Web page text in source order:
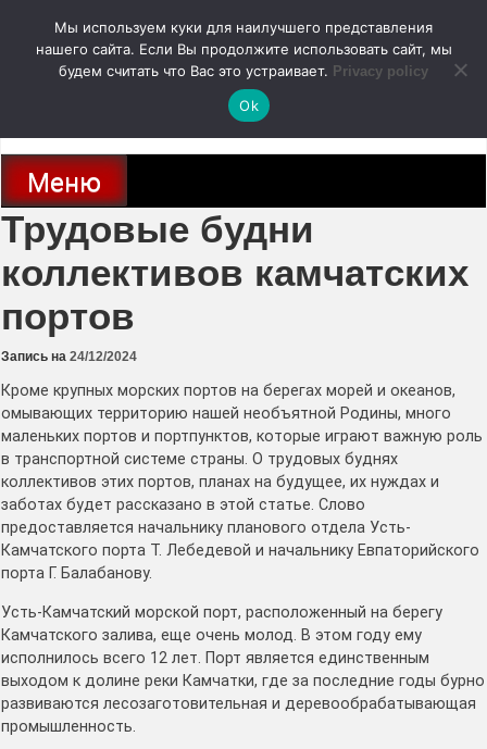
содержимому
autodoc24.ru
Новости про современные автомобили и не только, новинки зарубежного
и отечественного автопрома
Меню
Трудовые будни
коллективов камчатских
портов
Запись на 24/12/2024
Кроме крупных морских портов на берегах морей и океанов,
омывающих территорию нашей необъятной Родины, много
маленьких портов и портпунктов, которые играют важную роль
в транспортной системе страны. О трудовых буднях
коллективов этих портов, планах на будущее, их нуждах и
заботах будет рассказано в этой статье. Слово
предоставляется начальнику планового отдела Усть-
Камчатского порта Т. Лебедевой и начальнику Евпаторийского
порта Г. Балабанову.
Усть-Камчатский морской порт, расположенный на берегу
Камчатского залива, еще очень молод. В этом году ему
исполнилось всего 12 лет. Порт является единственным
выходом к долине реки Камчатки, где за последние годы бурно
развиваются лесозаготовительная и деревообрабатывающая
промышленность.
Мы используем куки для наилучшего представления
нашего сайта. Если Вы продолжите использовать сайт, мы
будем считать что Вас это устраивает. Privacy policy
Ok